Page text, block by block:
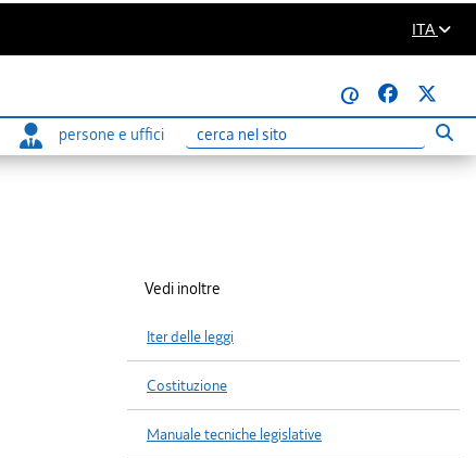
ITA
@
persone e uffici
Ricerca
Vedi inoltre
Iter delle leggi
Costituzione
Manuale tecniche legislative